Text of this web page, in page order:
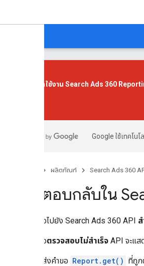
เราได้เลิกใช้งาน Search Ads 360
Google ใช้เทคโน
ผลิตภัณฑ์ Search Ads 360
โค้ดตอบกลับใน
หากคําขอไปยัง Search Ads 360 API สํ
หากคำขอตรวจสอบไม่สำเร็จ API จะแส
หากคุณส่งคําขอ Report.get() ที่ถูก